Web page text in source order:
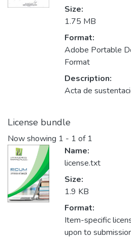
Size:
1.75 MB
Format:
Adobe Portable
Format
Description:
Acta de
License bundle
Now showing 1 - 1 of 1
Name:
license.txt
Size:
1.9 KB
Format:
Item-specific
upon to